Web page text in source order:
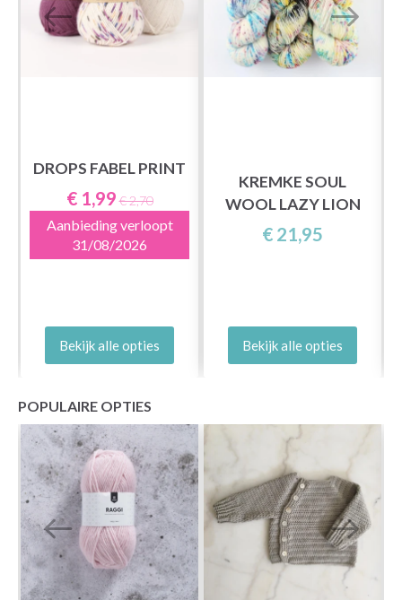
DROPS FABEL PRINT
€ 1,99 € 2,70
Aanbieding verloopt
31/08/2026
Bekijk alle opties
KREMKE SOUL
WOOL LAZY LION
€ 21,95
Bekijk alle opties
POPULAIRE OPTIES